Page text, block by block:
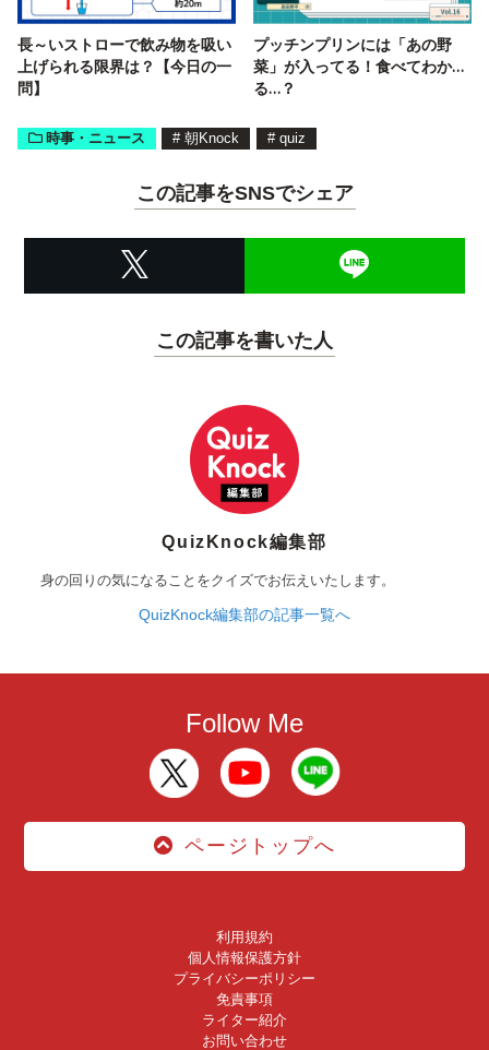
長～いストローで飲み物を吸い
上げられる限界は？【今日の一
問】
プッチンプリンには「あの野
菜」が入ってる！食べてわか…
る…？
時事・ニュース # 朝Knock # quiz
この記事をSNSでシェア
この記事を書いた人
QuizKnock編集部
身の回りの気になることをクイズでお伝えいたします。
QuizKnock編集部の記事一覧へ
Follow Me
ページトップへ
利用規約
個人情報保護方針
プライバシーポリシー
免責事項
ライター紹介
お問い合わせ